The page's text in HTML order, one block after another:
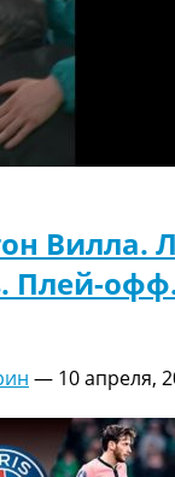
Вилла.
Плей-
— 10 апреля,